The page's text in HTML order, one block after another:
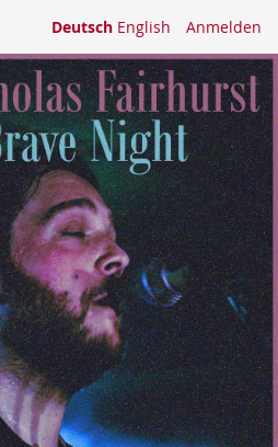
Deutsch English Anmelden